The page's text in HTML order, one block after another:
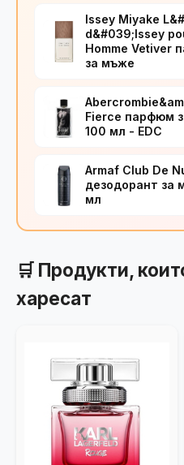
Issey Miyake
d&#039;Issey
Homme Vetiver
за мъже
Fierce парфюм
100 мл - EDC
Armaf Club De
дезодорант за
мл
🛒 Продукти,
харесат